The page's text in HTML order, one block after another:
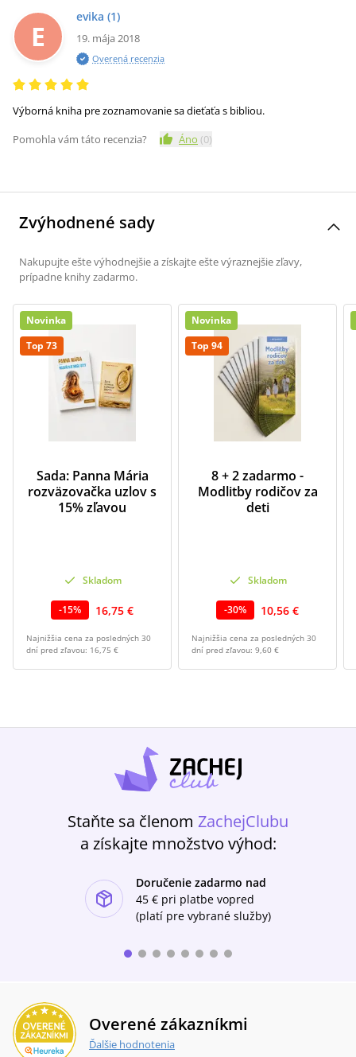
E
evika (1)
19. mája 2018
Overená recenzia
Výborná kniha pre zoznamovanie sa dieťaťa s bibliou.
Pomohla vám táto recenzia?
Áno (0)
Zvýhodnené sady
Nakupujte ešte výhodnejšie a získajte ešte výraznejšie zľavy,
prípadne knihy zadarmo.
Novinka
Top 73
Sada: Panna Mária
rozväzovačka uzlov s
15% zľavou
Skladom
-15% 16,75 €
Najnižšia cena za posledných 30
dní pred zľavou: 16,75 €
Novinka
Top 94
8 + 2 zadarmo -
Modlitby rodičov za
deti
Skladom
-30% 10,56 €
Najnižšia cena za posledných 30
dní pred zľavou: 9,60 €
Staňte sa členom ZachejClubu
a získajte množstvo výhod:
Doručenie zadarmo nad
45 € pri platbe vopred
(platí pre vybrané služby)
Overené zákazníkmi
Ďalšie hodnotenia